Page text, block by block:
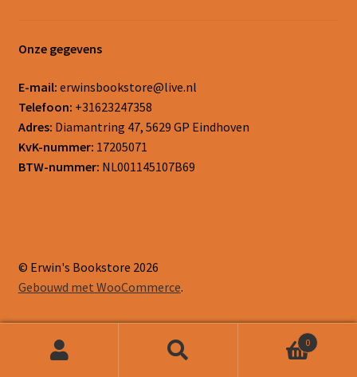
Onze gegevens
E-mail: erwinsbookstore@live.nl
Telefoon: +31623247358
Adres: Diamantring 47, 5629 GP Eindhoven
KvK-nummer: 17205071
BTW-nummer: NL001145107B69
© Erwin's Bookstore 2026
Gebouwd met WooCommerce.
0